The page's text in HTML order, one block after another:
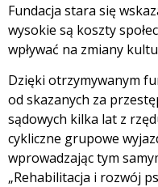
Fundacja stara się
wysokie są koszty
wpływać na zmiany
Dzięki otrzymywanym
od skazanych za
sądowych kilka lat z
cykliczne grupowe
wprowadzając tym
„Rehabilitacja i rozwój